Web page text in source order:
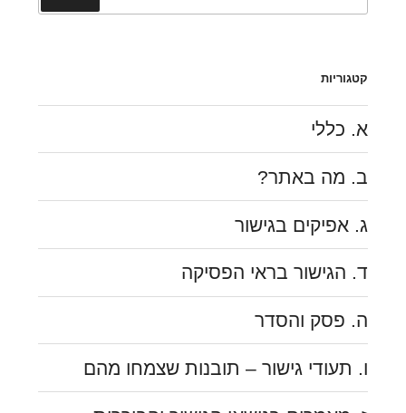
קטגוריות
א. כללי
ב. מה באתר?
ג. אפיקים בגישור
ד. הגישור בראי הפסיקה
ה. פסק והסדר
ו. תעודי גישור – תובנות שצמחו מהם